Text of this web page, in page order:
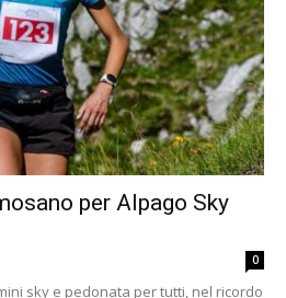
per Alpago Sky
0
sky e pedonata per tutti, nel ricordo